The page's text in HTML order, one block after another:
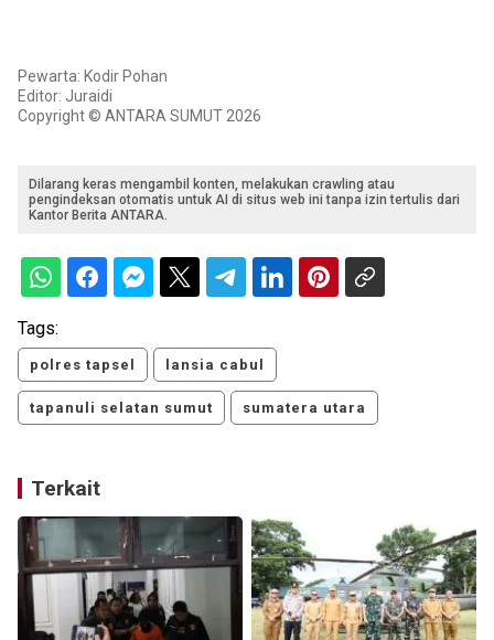
Pewarta: Kodir Pohan
Editor: Juraidi
Copyright © ANTARA SUMUT 2026
Dilarang keras mengambil konten, melakukan crawling atau
pengindeksan otomatis untuk AI di situs web ini tanpa izin tertulis dari
Kantor Berita ANTARA.
Tags:
polres tapsel lansia cabul
tapanuli selatan sumut sumatera utara
Terkait